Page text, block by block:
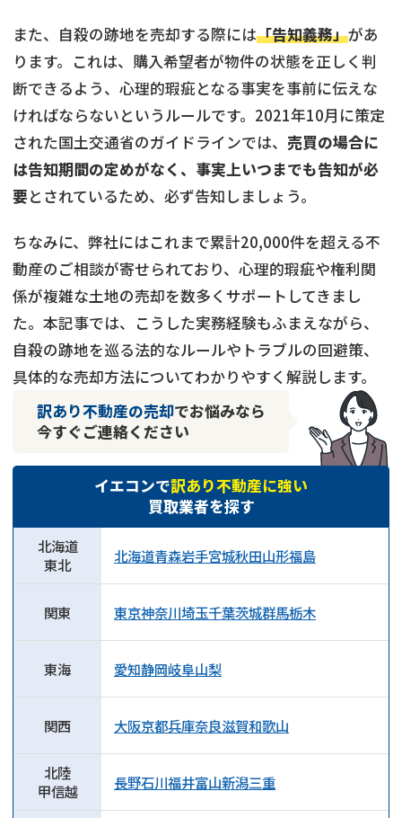
また、自殺の跡地を売却する際には「告知義務」があ
ります。これは、購入希望者が物件の状態を正しく判
断できるよう、心理的瑕疵となる事実を事前に伝えな
ければならないというルールです。2021年10月に策定
された国土交通省のガイドラインでは、 売買の場合に
は告知期間の定めがなく、事実上いつまでも告知が必
要とされているため、必ず告知しましょう。
ちなみに、弊社にはこれまで累計20,000件を超える不
動産のご相談が寄せられており、心理的瑕疵や権利関
係が複雑な土地の売却を数多くサポートしてきまし
た。本記事では、こうした実務経験もふまえながら、
自殺の跡地を巡る法的なルールやトラブルの回避策、
具体的な売却方法についてわかりやすく解説します。
訳あり不動産の売却でお悩みなら
今すぐご連絡ください
イエコンで訳あり不動産に強い
買取業者を探す
北海道
東北
北海道青森岩手宮城秋田山形福島
関東 東京神奈川埼玉千葉茨城群馬栃木
東海 愛知静岡岐阜山梨
関西 大阪京都兵庫奈良滋賀和歌山
北陸
甲信越
長野石川福井富山新潟三重